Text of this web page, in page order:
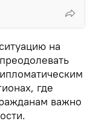
на
где
важно